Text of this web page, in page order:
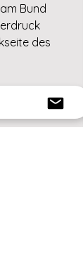
Bund
des